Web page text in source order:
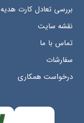
بررسی تعادل کارت هدیه
نقشه سایت
تماس با ما
سفارشات
درخواست همکاری